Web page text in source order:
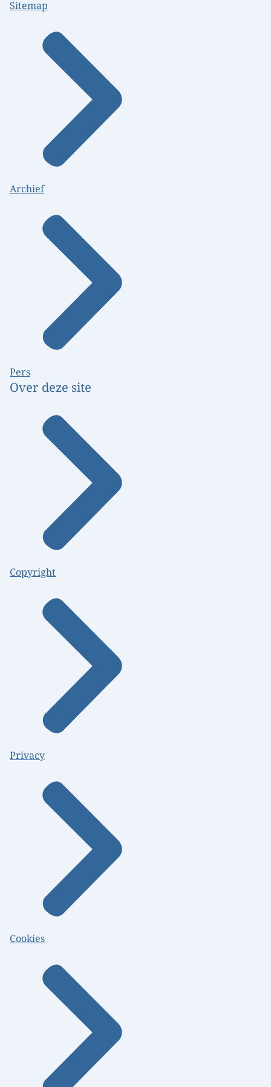
Sitemap
Archief
Pers
Over deze site
Copyright
Privacy
Cookies